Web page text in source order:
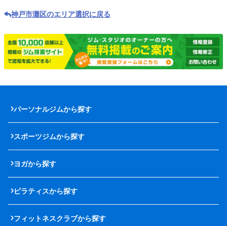
神戸市灘区のエリア選択に戻る
パーソナルジムから探す
スポーツジムから探す
ヨガから探す
ピラティスから探す
フィットネスクラブから探す